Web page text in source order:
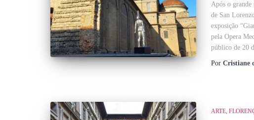
Após o grande
de San
exposição
pela Opera
público de 20
Por Cristiane
ARTE